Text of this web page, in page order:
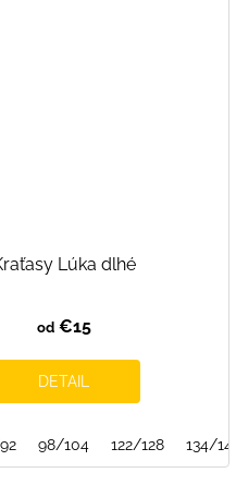
Lúka dlhé
od€15
DETAIL
98/104 122/128 134/140